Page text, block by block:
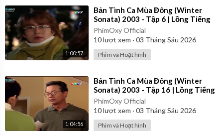
1:00:57
⁣Bản Tình Ca Mùa Đông (Winter
Sonata) 2003 - Tập 6 | Lồng Tiếng
PhimOxy Official
10lượt xem · 03 Tháng Sáu 2026
Phim và Hoạt hình
1:04:56
⁣Bản Tình Ca Mùa Đông (Winter
Sonata) 2003 - Tập 16 | Lồng Tiếng
PhimOxy Official
10lượt xem · 03 Tháng Sáu 2026
Phim và Hoạt hình